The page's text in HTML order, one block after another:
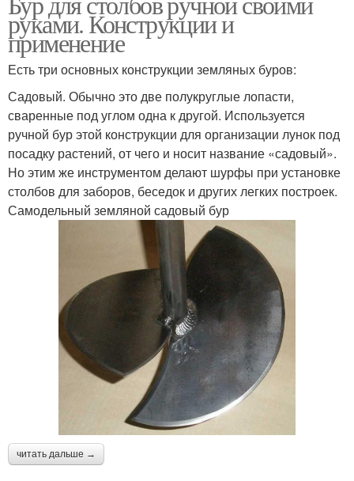
руками. Конструкции и
применение
Есть три основных конструкции земляных буров:
Садовый. Обычно это две полукруглые лопасти,
сваренные под углом одна к другой. Используется
ручной бур этой конструкции для организации лунок под
посадку растений, от чего и носит название «садовый».
Но этим же инструментом делают шурфы при установке
столбов для заборов, беседок и других легких построек.
Самодельный земляной садовый бур
читать дальше →